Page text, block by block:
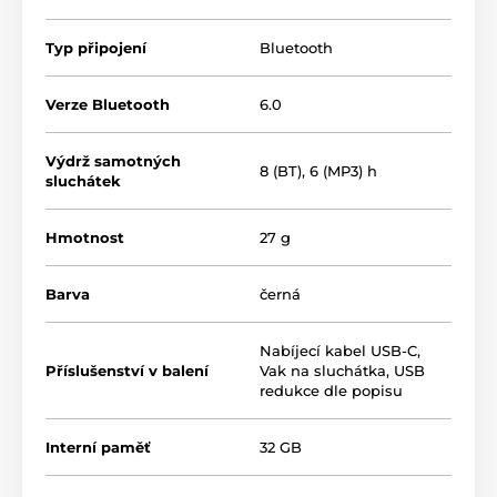
Cez Bluetooth alebo ako
Hlavnou výhodou modelu AirSwim Neo je integrácia
dvoch nezávislých režimov prehrávania. Používateľ
môže voliť medzi štandardným pripojenímBluetooth
pre streamovanie obsahu z telefónu, alebo
nosiť so sebou telefón, čo je ideálne najmä pre
plavcov či bežcov preferujúcich minimálnu záťaž.
Typ připojení Bluetooth
Verze Bluetooth 6.0
Výdrž samotných
sluchátek
8 (BT), 6 (MP3) h
Hmotnost 27 g
Barva černá
Příslušenství v balení
Nabíjecí kabel USB-C,
Vak na sluchátka, USB
redukce dle popisu
Interní paměť 32 GB